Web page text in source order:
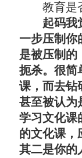
教育是否
起码我
一步压制你
是被压制的
扼杀。很简
课，而去钻
甚至被认为
学习文化课
的文化课，
其二是你的